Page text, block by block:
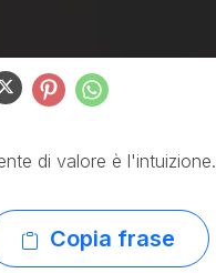
di valore è l'intuizione.
Copia frase